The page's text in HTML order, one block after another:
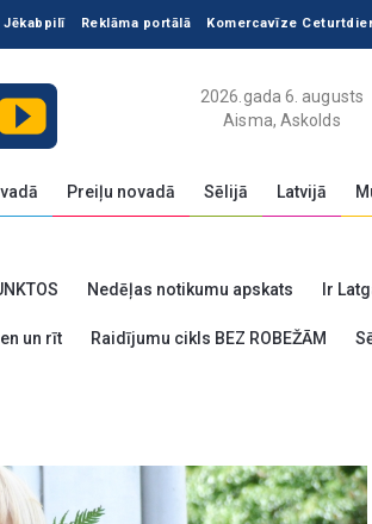
Jēkabpilī Reklāma portālā Komercavīze
2026.gada 6. augusts
Aisma, Askolds
Preiļu novadā Sēlijā Latvijā
Nedēļas notikumu apskats Ir
un rīt Raidījumu cikls BEZ ROBEŽĀM